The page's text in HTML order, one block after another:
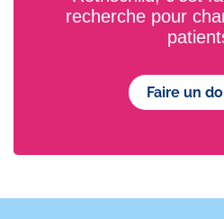
recherche pour
Faire un